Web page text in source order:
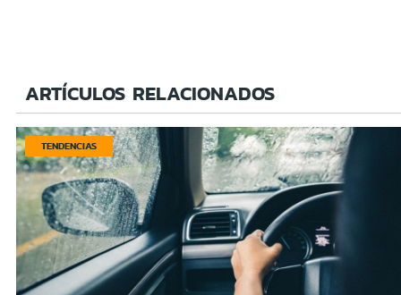
ARTÍCULOS RELACIONADOS
TENDENCIAS